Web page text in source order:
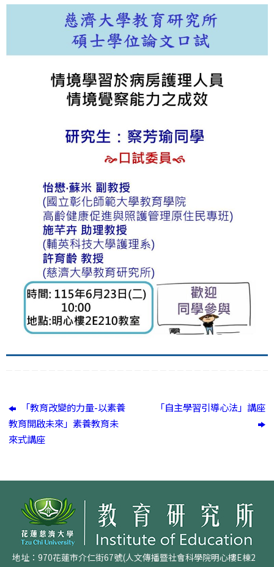
「教育改變的力量-以素養
教育開啟未來」素養教育未
來式講座
「自主學習引導心法」講座
地址：970花蓮市介仁街67號(人文傳播暨社會科學院明心樓E棟2